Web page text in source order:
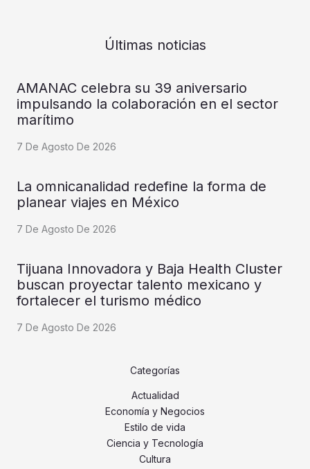
Últimas noticias
AMANAC celebra su 39 aniversario
impulsando la colaboración en el sector
marítimo
7 De Agosto De 2026
La omnicanalidad redefine la forma de
planear viajes en México
7 De Agosto De 2026
Tijuana Innovadora y Baja Health Cluster
buscan proyectar talento mexicano y
fortalecer el turismo médico
7 De Agosto De 2026
Categorías
Actualidad
Economía y Negocios
Estilo de vida
Ciencia y Tecnología
Cultura